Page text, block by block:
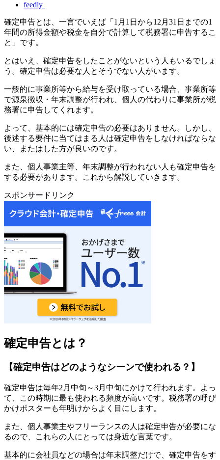
feedly
確定申告とは、一言でいえば「 1月 1 日から12月 31 日までの1
年間の所得金額や税金を自分で計算して税務署に申告するこ
と」です。
とはいえ、確定申告をしたことがないという人もいるでしょ
う。 確定申告は必要な人とそうでない人がいます。
一般的に事業所等から給与を受け取っている場合、事業所等
で源泉徴収・年末調整が行われ、個人の代わりに事業所が税
務署に申告してくれます。
よって、基本的には確定申告の必要はありません。しかし、
後述する要件に当てはまる人は確定申告をしなければならな
い、またはした方が良いのです。
また、個人事業主等、年末調整が行われない人も確定申告を
する必要があります。
これから解説していきます。
スポンサードリンク
確定申告とは？
【確定申告はどのようなシーンで使われる？】
確定申告は毎年2 月中旬～3月中旬にかけて行われます。よっ
て、この時期に最も使われる頻度が高いです。税務署の呼び
かけポスターも年明けからよく目にします。
また、個人事業主やフリーランスの人は確定申告が必要にな
るので、これらの人にとっては身近な言葉です。
基本的に会社員などの場合は年末調整だけで、確定申告をす